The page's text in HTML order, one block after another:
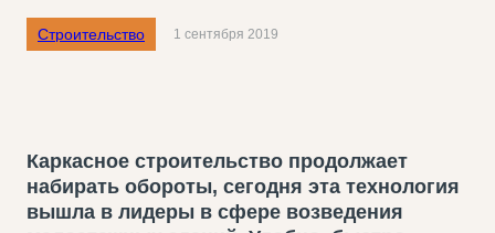
Строительство 1 сентября 2019
Каркасное строительство продолжает
набирать обороты, сегодня эта технология
вышла в лидеры в сфере возведения